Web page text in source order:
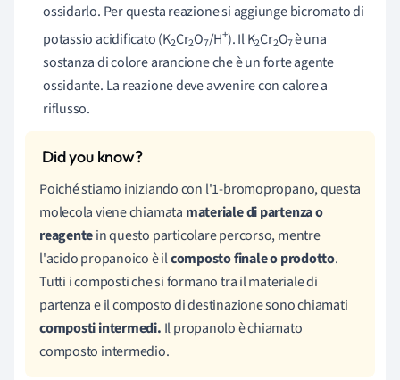
ossidarlo. Per questa reazione si aggiunge bicromato di
potassio acidificato (K2Cr2O7/H+). Il K2Cr2O7è una
sostanza di colore arancione che è un forte agente
ossidante. La reazione deve avvenire con calore a
riflusso.
Poiché stiamo iniziando con l'1-bromopropano, questa
molecola viene chiamata materiale di partenza o
reagentein questo particolare percorso, mentre
l'acido propanoico è ilcomposto finale o prodotto.
Tutti i composti che si formano tra il materiale di
partenza e il composto di destinazione sono chiamati
composti intermedi. Il propanolo è chiamato
composto intermedio.